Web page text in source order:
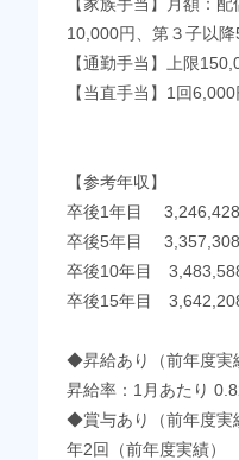
10,000円、第３子以降
【通勤手当】上限
【当直手当】1回
【参考年収】
卒後1年目
卒後5年目
卒後10年目
卒後15年目
◆昇給あり（前年度実
昇給率：1月あたり
◆賞与あり（前年度実
年2回（前年度実績）